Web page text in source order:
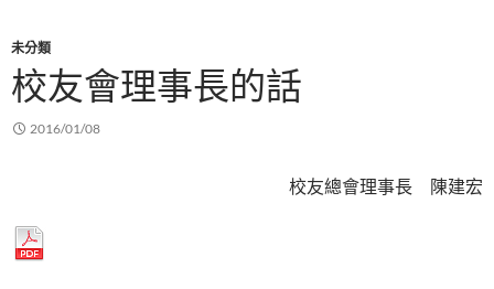
未分類
校友會理事長的話
2016/01/08
校友總會理事長 陳建宏